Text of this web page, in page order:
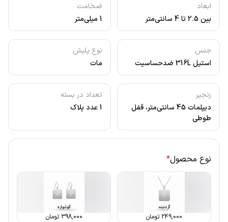
ابعاد
بین 2.5 تا 4 سانتی‌متر
ضخامت
1 میلی‌متر
جنس
استیل 316L ضدحساسیت
نوع پلیش
مات
زنجیر
دیپلمات 45 سانتی‌متر، قفل
طوطی
تعداد در بسته
1 عدد پلاک
نوع محصول*
249,000 تومان 398,000 تومان